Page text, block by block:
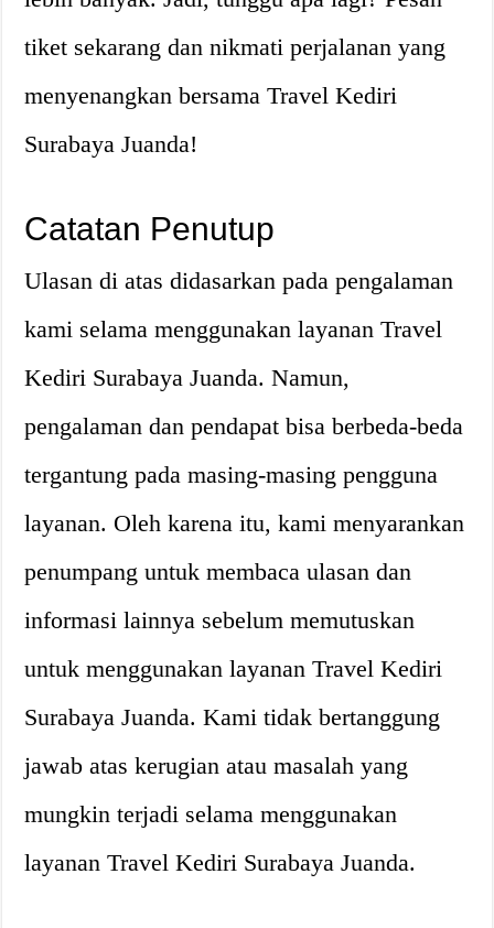
tiket sekarang dan nikmati perjalanan yang
menyenangkan bersama Travel Kediri
Surabaya Juanda!
Catatan Penutup
Ulasan di atas didasarkan pada pengalaman
kami selama menggunakan layanan Travel
Kediri Surabaya Juanda. Namun,
pengalaman dan pendapat bisa berbeda-beda
tergantung pada masing-masing pengguna
layanan. Oleh karena itu, kami menyarankan
penumpang untuk membaca ulasan dan
informasi lainnya sebelum memutuskan
untuk menggunakan layanan Travel Kediri
Surabaya Juanda. Kami tidak bertanggung
jawab atas kerugian atau masalah yang
mungkin terjadi selama menggunakan
layanan Travel Kediri Surabaya Juanda.